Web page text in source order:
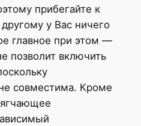
прибегайте к
у Вас ничего
главное при этом —
позволит включить
совместима. Кроме